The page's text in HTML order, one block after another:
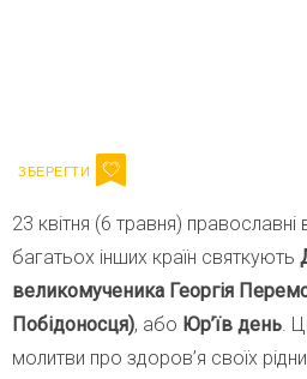
23 квітня (6 травня) православні
багатьох інших країн святкують
великомученика Георгія
Побідоносця), або Юр’їв день.
молитви про здоров’я своїх